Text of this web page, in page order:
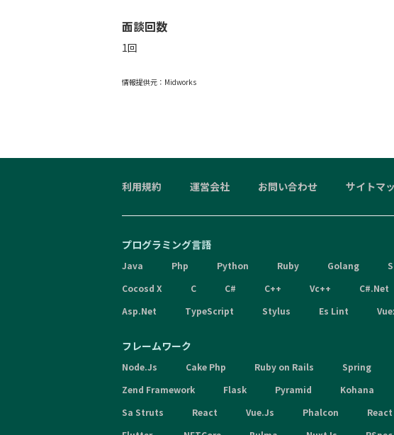
面談回数
1回
情報提供元： Midworks
利用規約 運営会社 お問い合わせ サイトマ
プログラミング言語
Java Php Python Ruby Golang
Cocosd X
C C# C++ Vc++ C#.Net
Asp.Net
TypeScript Stylus Es Lint
フレームワーク
Node.Js Cake Php Ruby on Rails Spring
Zend Framework
Flask Pyramid Kohana
Sa Struts
React Vue.Js Phalcon